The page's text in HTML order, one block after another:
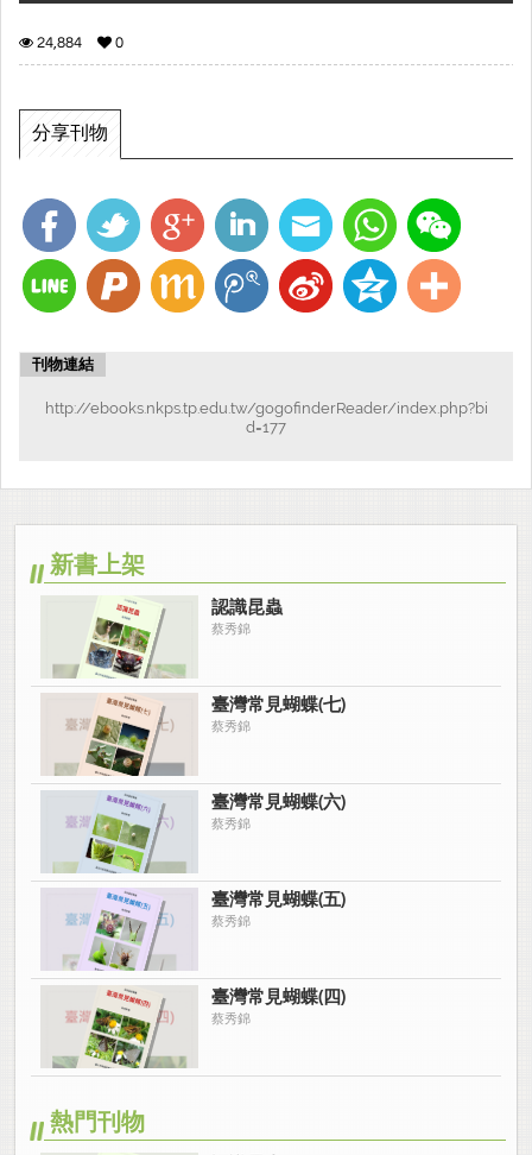
24,884 0
分享刊物
刊物連結
http://ebooks.nkps.tp.edu.tw/gogofinderReader/index.php?bi
d=177
新書上架
認識昆蟲
蔡秀錦
臺灣常見蝴蝶(七)
蔡秀錦
臺灣常見蝴蝶(六)
蔡秀錦
臺灣常見蝴蝶(五)
蔡秀錦
臺灣常見蝴蝶(四)
蔡秀錦
熱門刊物